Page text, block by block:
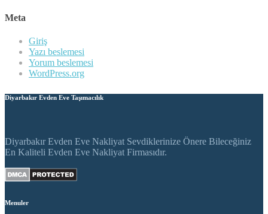
Meta
Giriş
Yazı beslemesi
Yorum beslemesi
WordPress.org
Diyarbakır Evden Eve Taşımacılık
Diyarbakır Evden Eve Nakliyat Sevdiklerinize Önere Bileceğiniz
En Kaliteli Evden Eve Nakliyat Firmasıdır.
Menuler